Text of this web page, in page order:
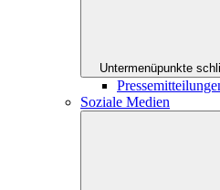
Untermenüpunkte
Soziale Medien